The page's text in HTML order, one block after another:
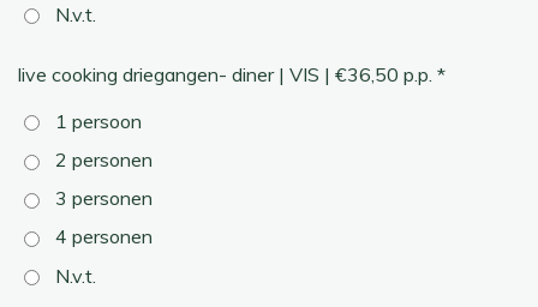
N.v.t.
live cooking driegangen- diner | VIS | €36,50 p.p. *
1 persoon
2 personen
3 personen
4 personen
N.v.t.